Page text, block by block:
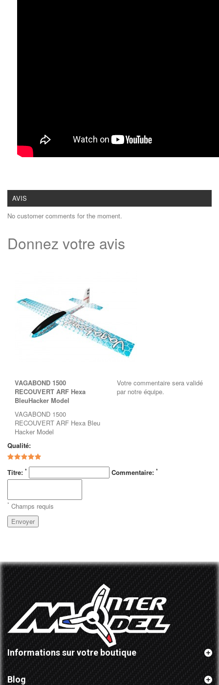
AVIS
No customer comments for the moment.
Donnez votre avis
VAGABOND 1500
RECOUVERT ARF Hexa
BleuHacker Model
VAGABOND 1500
RECOUVERT ARF Hexa Bleu
Hacker Model
Votre commentaire sera validé
par notre équipe.
Qualité:
Titre: * Commentaire: *
* Champs requis
Envoyer
Informations sur votre boutique
Blog